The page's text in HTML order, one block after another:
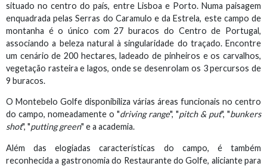
situado no centro do país, entre Lisboa e Porto. Numa paisagem
enquadrada pelas Serras do Caramulo e da Estrela, este campo de
montanha é o único com 27 buracos do Centro de Portugal,
associando a beleza natural à singularidade do traçado. Encontre
um cenário de 200 hectares, ladeado de pinheiros e os carvalhos,
vegetação rasteira e lagos, onde se desenrolam os 3 percursos de
9 buracos.
O Montebelo Golfe disponibiliza várias áreas funcionais no centro
do campo, nomeadamente o "driving range", "pitch & put", "bunkers
shot", "putting green" e a academia.
Além das elogiadas características do campo, é também
reconhecida a gastronomia do Restaurante do Golfe, aliciante para